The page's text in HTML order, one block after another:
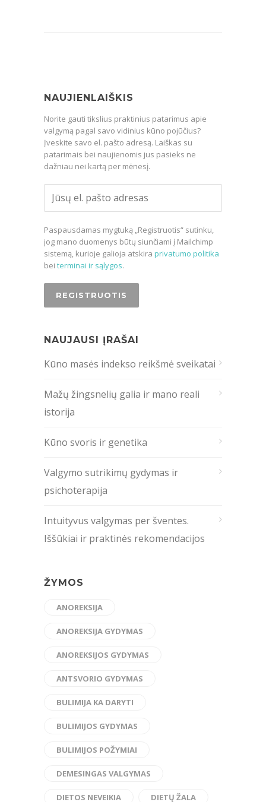
NAUJIENLAIŠKIS
Norite gauti tikslius praktinius patarimus apie
valgymą pagal savo vidinius kūno pojūčius?
Įveskite savo el. pašto adresą. Laiškas su
patarimais bei naujienomis jus pasieks ne
dažniau nei kartą per mėnesį.
Paspausdamas mygtuką „Registruotis“ sutinku,
jog mano duomenys būtų siunčiami į Mailchimp
sistemą, kurioje galioja atskira privatumo politika
bei terminai ir sąlygos.
NAUJAUSI ĮRAŠAI
Kūno masės indekso reikšmė sveikatai
Mažų žingsnelių galia ir mano reali
istorija
Kūno svoris ir genetika
Valgymo sutrikimų gydymas ir
psichoterapija
Intuityvus valgymas per šventes.
Iššūkiai ir praktinės rekomendacijos
ŽYMOS
ANOREKSIJA
ANOREKSIJA GYDYMAS
ANOREKSIJOS GYDYMAS
ANTSVORIO GYDYMAS
BULIMIJA KA DARYTI
BULIMIJOS GYDYMAS
BULIMIJOS POŽYMIAI
DEMESINGAS VALGYMAS
DIETOS NEVEIKIA DIETŲ ŽALA